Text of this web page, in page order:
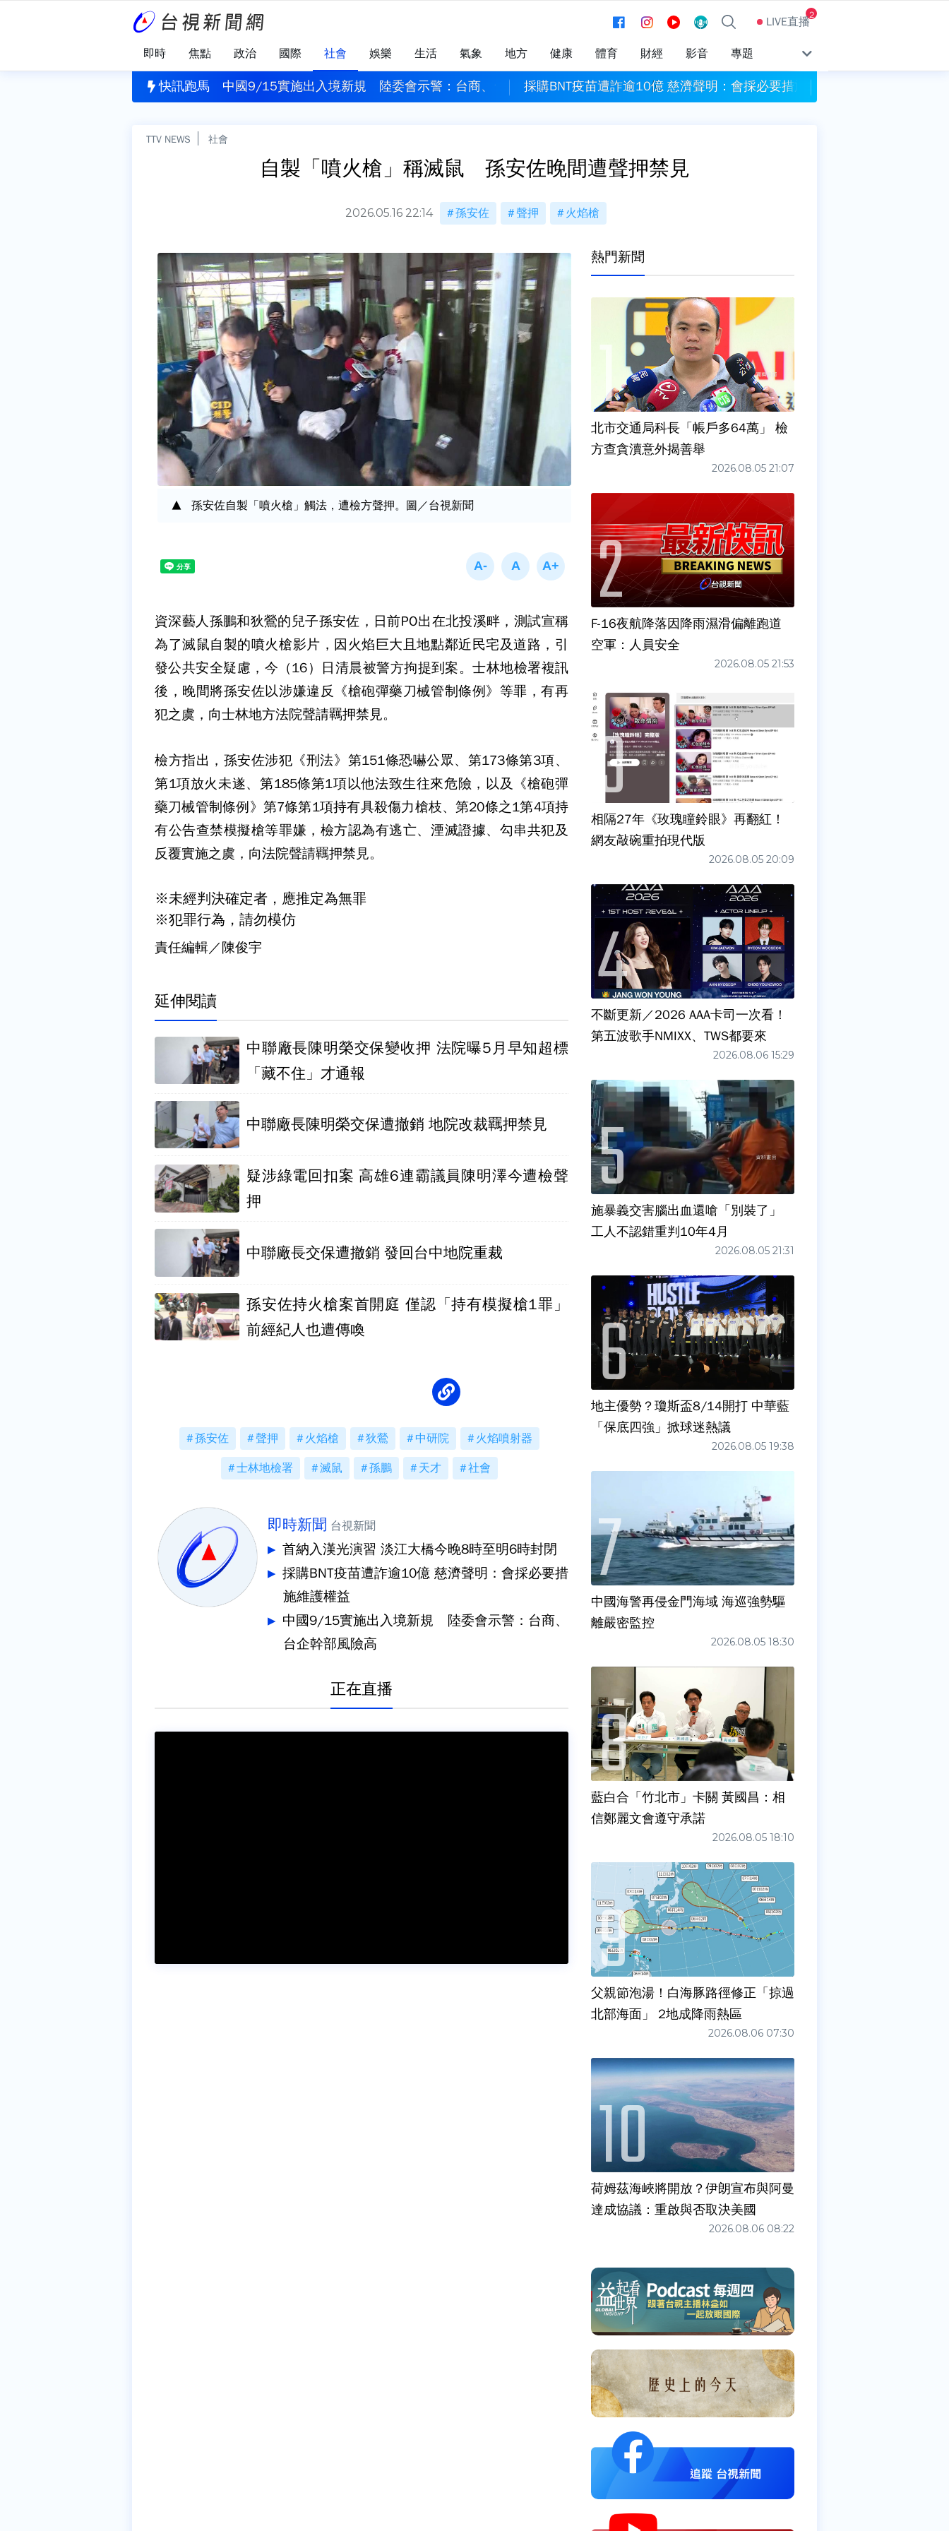
LIVE直播2
即時 焦點 政治 國際 社會 娛樂 生活 氣象 地方 健康 體育 財經 影音 專題
快訊跑馬
暴力事件 男病患失控打傷院方公關 中國9/15實施出入境新規 陸委會示警：台商、台企幹部風險高採購BNT疫苗遭詐逾10億 慈濟聲明：會採必要措施維護權益
TTV NEWS 社會
自製「噴火槍」稱滅鼠 孫安佐晚間遭聲押禁見
2026.05.16 22:14 孫安佐 聲押 火焰槍
孫安佐自製「噴火槍」觸法，遭檢方聲押。圖／台視新聞
資深藝人孫鵬和狄鶯的兒子孫安佐，日前PO出在北投溪畔，測試宣稱
為了滅鼠自製的噴火槍影片，因火焰巨大且地點鄰近民宅及道路，引
發公共安全疑慮，今（16）日清晨被警方拘提到案。士林地檢署複訊
後，晚間將孫安佐以涉嫌違反《槍砲彈藥刀械管制條例》等罪，有再
犯之虞，向士林地方法院聲請羈押禁見。
檢方指出，孫安佐涉犯《刑法》第151條恐嚇公眾、第173條第3項、
第1項放火未遂、第185條第1項以他法致生往來危險，以及《槍砲彈
藥刀械管制條例》第7條第1項持有具殺傷力槍枝、第20條之1第4項持
有公告查禁模擬槍等罪嫌，檢方認為有逃亡、湮滅證據、勾串共犯及
反覆實施之虞，向法院聲請羈押禁見。
※未經判決確定者，應推定為無罪
※犯罪行為，請勿模仿
責任編輯／陳俊宇
延伸閱讀
中聯廠長陳明榮交保變收押 法院曝5月早知超標
「藏不住」才通報
中聯廠長陳明榮交保遭撤銷 地院改裁羈押禁見
疑涉綠電回扣案 高雄6連霸議員陳明澤今遭檢聲
押
中聯廠長交保遭撤銷 發回台中地院重裁
孫安佐持火槍案首開庭 僅認「持有模擬槍1罪」
前經紀人也遭傳喚
孫安佐 聲押 火焰槍 狄鶯 中研院 火焰噴射器
士林地檢署 滅鼠 孫鵬 天才 社會
即時新聞 台視新聞
首納入漢光演習 淡江大橋今晚8時至明6時封閉
採購BNT疫苗遭詐逾10億 慈濟聲明：會採必要措
施維護權益
中國9/15實施出入境新規 陸委會示警：台商、
台企幹部風險高
正在直播
熱門新聞
北市交通局科長「帳戶多64萬」 檢
方查貪瀆意外揭善舉
2026.08.05 21:07
F-16夜航降落因降雨濕滑偏離跑道
空軍：人員安全
2026.08.05 21:53
相隔27年《玫瑰瞳鈴眼》再翻紅！
網友敲碗重拍現代版
2026.08.05 20:09
不斷更新／2026 AAA卡司一次看！
第五波歌手NMIXX、TWS都要來
2026.08.06 15:29
施暴義交害腦出血還嗆「別裝了」
工人不認錯重判10年4月
2026.08.05 21:31
地主優勢？瓊斯盃8/14開打 中華藍
「保底四強」掀球迷熱議
2026.08.05 19:38
中國海警再侵金門海域 海巡強勢驅
離嚴密監控
2026.08.05 18:30
藍白合「竹北市」卡關 黃國昌：相
信鄭麗文會遵守承諾
2026.08.05 18:10
父親節泡湯！白海豚路徑修正「掠過
北部海面」 2地成降雨熱區
2026.08.06 07:30
荷姆茲海峽將開放？伊朗宣布與阿曼
達成協議：重啟與否取決美國
2026.08.06 08:22